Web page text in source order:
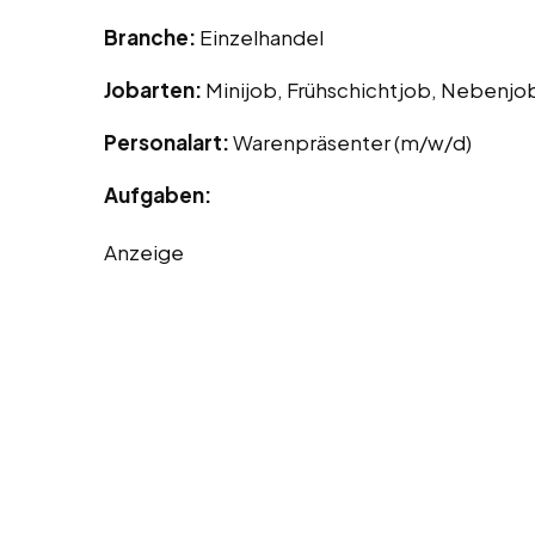
Branche: Einzelhandel
Jobarten: Minijob, Frühschichtjob,
Personalart:Warenpräsenter (m/w/d)
Aufgaben:
Anzeige